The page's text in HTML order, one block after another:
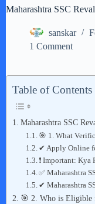
Maharashtra SSC
sanskar
1 Comment
Table of Contents
Maharashtra SSC
🎯 1. What
✔ Apply Online
❗ Important:
✅ Maharashtra
✔ Maharashtra
🎯 2. Who is Eligible